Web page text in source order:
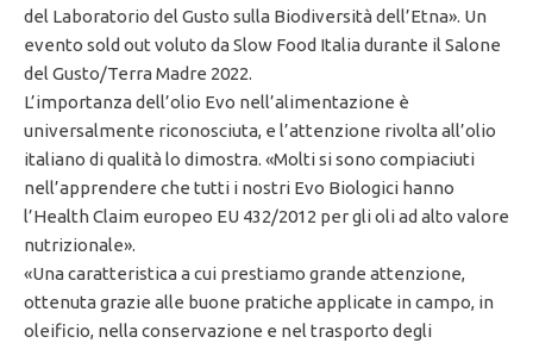
del Laboratorio del Gusto sulla Biodiversità dell’Etna». Un
evento sold out voluto da Slow Food Italia durante il Salone
del Gusto/Terra Madre 2022.
L’importanza dell’olio Evo nell’alimentazione è
universalmente riconosciuta, e l’attenzione rivolta all’olio
italiano di qualità lo dimostra. «Molti si sono compiaciuti
nell’apprendere che tutti i nostri Evo Biologici hanno
l’Health Claim europeo EU 432/2012 per gli oli ad alto valore
nutrizionale».
«Una caratteristica a cui prestiamo grande attenzione,
ottenuta grazie alle buone pratiche applicate in campo, in
oleificio, nella conservazione e nel trasporto degli